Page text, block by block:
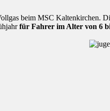
beim MSC Kaltenkirchen.
für Fahrer im Alter von 6